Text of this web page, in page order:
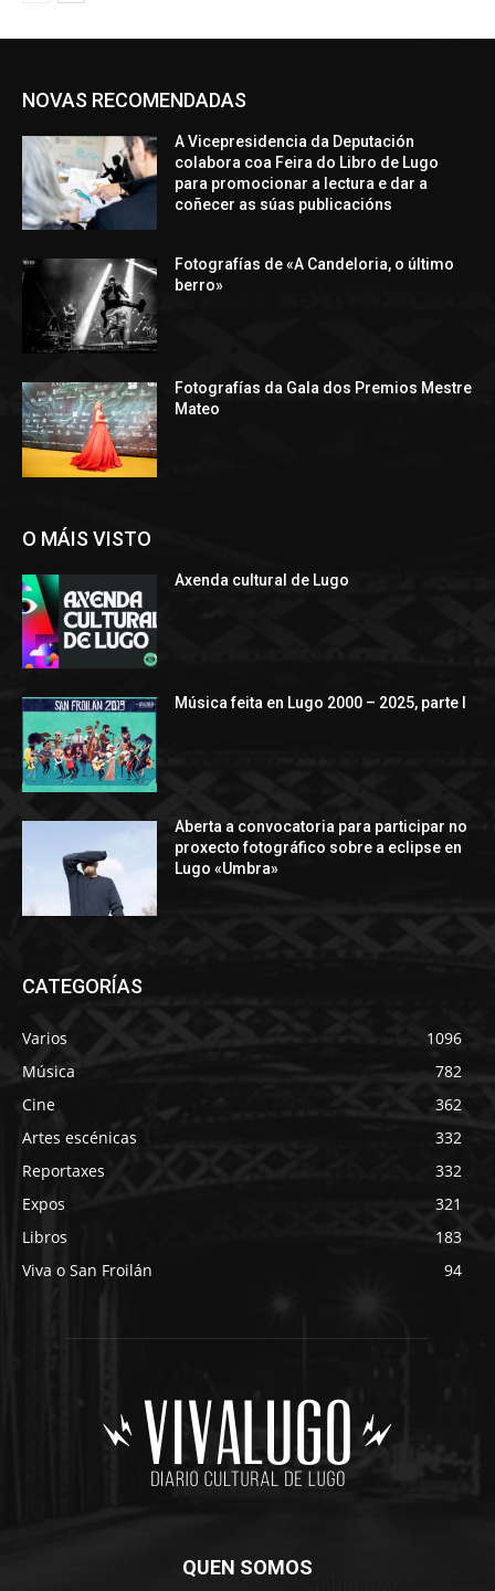
NOVAS RECOMENDADAS
A Vicepresidencia da Deputación
colabora coa Feira do Libro de Lugo
para promocionar a lectura e dar a
coñecer as súas publicacións
Fotografías de «A Candeloria, o último
berro»
Fotografías da Gala dos Premios Mestre
Mateo
O MÁIS VISTO
Axenda cultural de Lugo
Música feita en Lugo 2000 – 2025, parte I
Aberta a convocatoria para participar no
proxecto fotográfico sobre a eclipse en
Lugo «Umbra»
CATEGORÍAS
Varios
1096
Música
782
Cine
362
Artes escénicas
332
Reportaxes
332
Expos
321
Libros
183
Viva o San Froilán
94
QUEN SOMOS